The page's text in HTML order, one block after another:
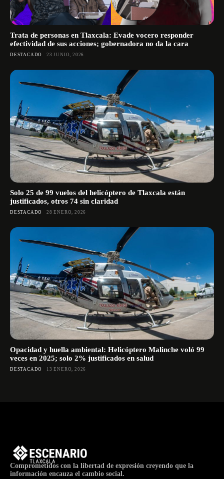
Trata de personas en Tlaxcala: Evade vocero responder
efectividad de sus acciones; gobernadora no da la cara
DESTACADO 23 JUNIO, 2026
Solo 25 de 99 vuelos del helicóptero de Tlaxcala están
justificados, otros 74 sin claridad
DESTACADO 28 ENERO, 2026
Opacidad y huella ambiental: Helicóptero Malinche voló 99
veces en 2025; solo 2% justificados en salud
DESTACADO 13 ENERO, 2026
Comprometidos con la libertad de expresión creyendo que la
información encauza el cambio social.